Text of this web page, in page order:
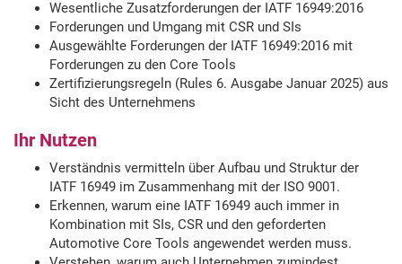
Wesentliche Zusatzforderungen der IATF 16949:2016
Forderungen und Umgang mit CSR und SIs
Ausgewählte Forderungen der IATF 16949:2016 mit
Forderungen zu den Core Tools
Zertifizierungsregeln (Rules 6. Ausgabe Januar 2025) aus
Sicht des Unternehmens
Ihr Nutzen
Verständnis vermitteln über Aufbau und Struktur der
IATF 16949 im Zusammenhang mit der ISO 9001.
Erkennen, warum eine IATF 16949 auch immer in
Kombination mit SIs, CSR und den geforderten
Automotive Core Tools angewendet werden muss.